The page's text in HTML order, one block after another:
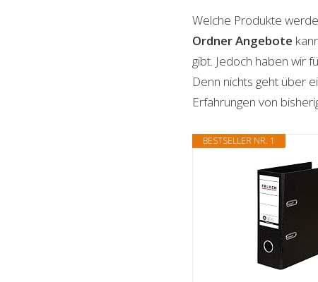
Welche Produkte
OrdnerAngebote
gibt. Jedoch haben wir
Denn nichts geht über
Erfahrungen von
BESTSELLER NR. 1